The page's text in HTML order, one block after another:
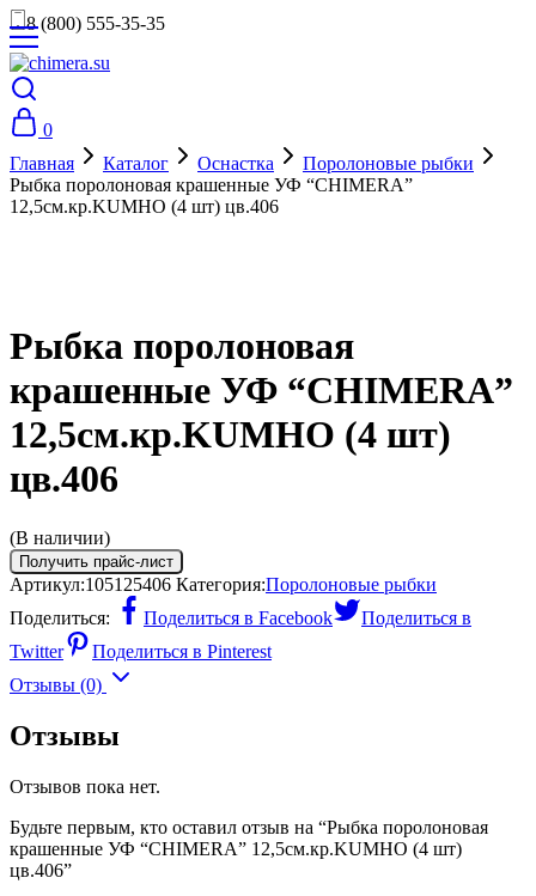
8 (800) 555-35-35
0
Главная
Каталог Оснастка
Поролоновые рыбки
Рыбка поролоновая крашенные УФ “CHIMERA”
12,5см.кр.KUMHO (4 шт) цв.406
Рыбка поролоновая
крашенные УФ “CHIMERA”
12,5см.кр.KUMHO (4 шт)
цв.406
(В наличии)
Получить прайс-лист
Артикул:105125406 Категория:Поролоновые рыбки
Поделиться:
Поделиться в Facebook
Поделиться в
Twitter
Поделиться в Pinterest
Отзывы (0)
Отзывы
Отзывов пока нет.
Будьте первым, кто оставил отзыв на “Рыбка поролоновая
крашенные УФ “CHIMERA” 12,5см.кр.KUMHO (4 шт)
цв.406”